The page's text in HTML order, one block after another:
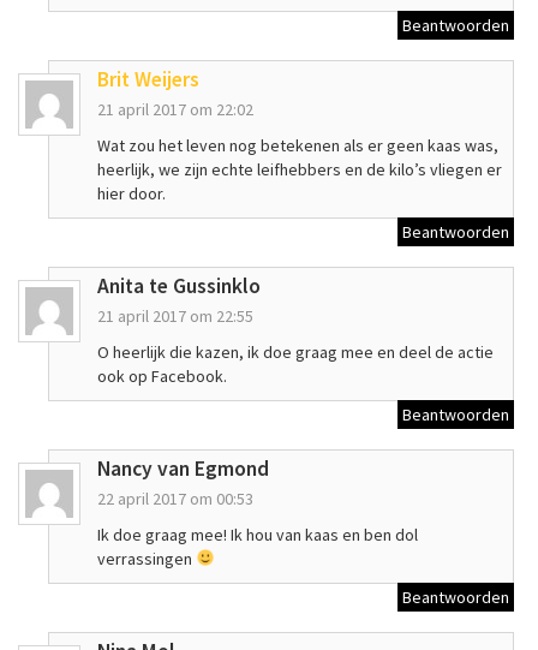
Beantwoorden
Brit Weijers
21 april 2017 om 22:02
Wat zou het leven nog betekenen als er geen kaas was,
heerlijk, we zijn echte leifhebbers en de kilo’s vliegen er
hier door.
Beantwoorden
Anita te Gussinklo
21 april 2017 om 22:55
O heerlijk die kazen, ik doe graag mee en deel de actie
ook op Facebook.
Beantwoorden
Nancy van Egmond
22 april 2017 om 00:53
Ik doe graag mee! Ik hou van kaas en ben dol
verrassingen
Beantwoorden